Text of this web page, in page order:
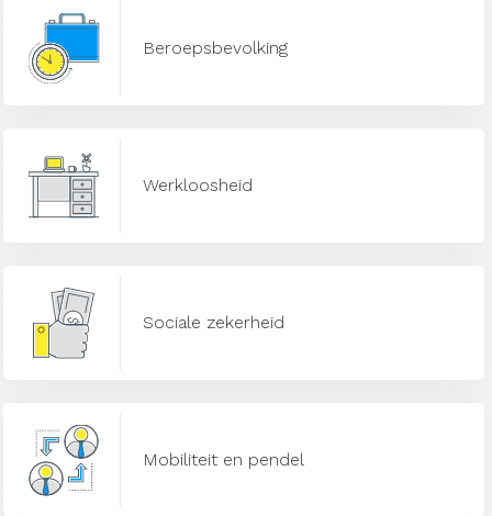
Beroepsbevolking
Werkloosheid
Sociale zekerheid
Mobiliteit en pendel